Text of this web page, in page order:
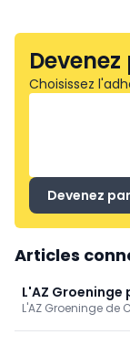
Choisissez
Devenez
Articles
L'AZ Groeninge
L'AZ Groeninge de